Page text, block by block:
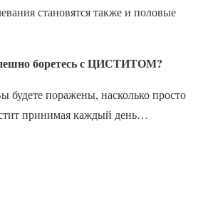
становятся также и половые
боретесь с ЦИСТИТОМ?
будете поражены, насколько просто
принимая каждый день…